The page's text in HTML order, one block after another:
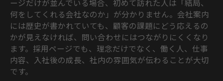
ージだけが並んでいる場合、初めて訪れた人は「結局、
何をしてくれる会社なのか」が分かりません。会社案内
には歴史が書かれていても、顧客の課題にどう応えるの
かが見えなければ、問い合わせにはつながりにくくなり
ます。採用ページでも、理念だけでなく、働く人、仕事
内容、入社後の成長、社内の雰囲気が伝わることが大切
です。